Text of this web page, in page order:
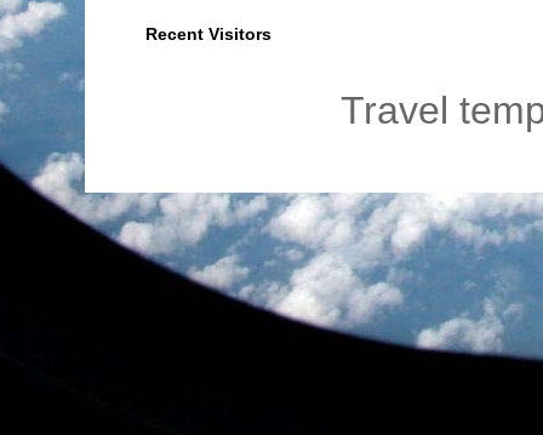
Recent Visitors
Travel